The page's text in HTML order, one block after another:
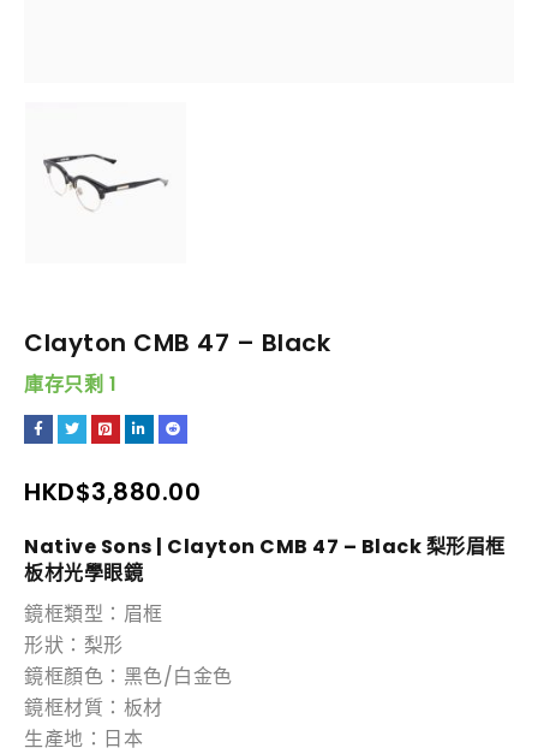
Clayton CMB 47 – Black
庫存只剩 1
HKD$3,880.00
Native Sons | Clayton CMB 47 – Black 梨形眉框
板材光學眼鏡
鏡框類型：眉框
形狀：梨形
鏡框顏色：黑色/白金色
鏡框材質：板材
生產地：日本